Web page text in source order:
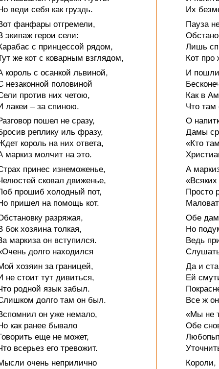
веди себя как груздь.
фанфары отгремели,
экипаж герои сели:
с принцессой рядом,
же кот с коварным взглядом,
король с осанкой львиной,
незаконной половиной
против них четою,
лакеи – за спиною.
пошел не сразу,
реплику иль фразу,
король на них ответа,
маркиз молчит на это.
принес изнеможенье,
сковал движенье,
прошиб холодный пот,
пришел на помощь кот.
разряжая,
бок хозяина толкая,
маркиза он вступился.
долго находился
хозяин за границей,
не стоит тут дивиться,
родной язык забыл.
долго там он был.
он уже немало,
как ранее бывало
еще не может,
всерьез его тревожит.
очень неприлично
Их
Пауза
Лишь
Кот про
И пошли
Как в
Что там
О
Дамы
«Кто
А
«Всяких
Просто
Обе
Но
Ведь
Да и
Ей
Все ж
«Мы не
Обе
Короли,